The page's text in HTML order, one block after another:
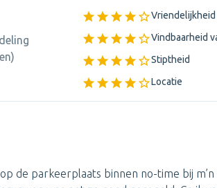
)
Vriendelijkheid
Vindbaarheid
Stiptheid
Locatie
de parkeerplaats binnen no-time bij m’n